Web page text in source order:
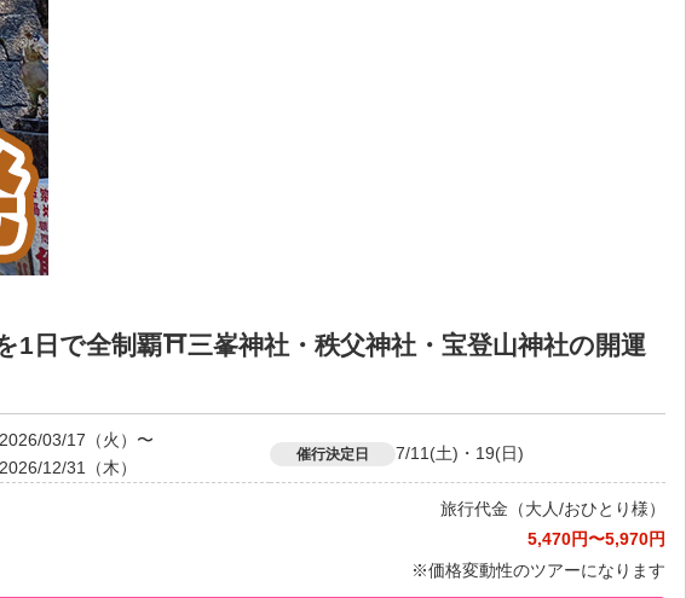
1日で全制覇⛩三峯神社・秩父神社・宝登山神社の開運
2026/03/17（火）〜
2026/12/31（木）
催行決定日 7/11(土)・19(日)
旅行代金（大人/おひとり様）
5,470円〜5,970円
※価格変動性のツアーになります